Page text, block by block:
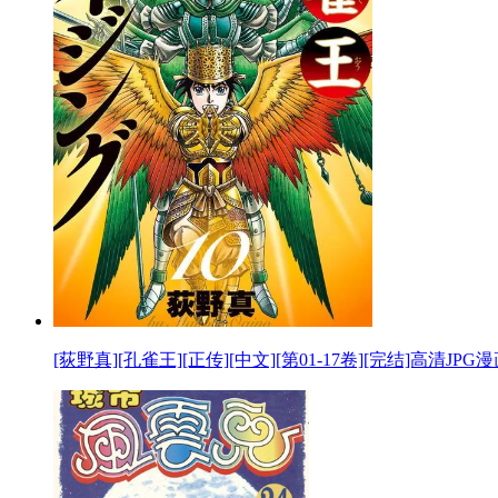
[荻野真][孔雀王][正传][中文][第01-17卷][完结]高清JPG漫